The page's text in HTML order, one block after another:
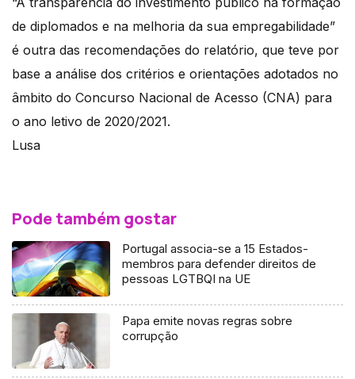
de diplomados e na melhoria da sua empregabilidade”
é outra das recomendações do relatório, que teve por
base a análise dos critérios e orientações adotados no
âmbito do Concurso Nacional de Acesso (CNA) para
o ano letivo de 2020/2021.
Lusa
Pode também gostar
Portugal associa-se a 15 Estados-
membros para defender direitos de
pessoas LGTBQI na UE
Papa emite novas regras sobre
corrupção